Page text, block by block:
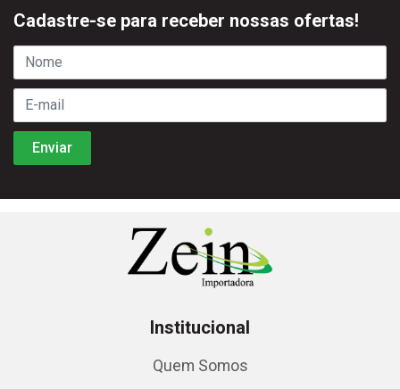
Cadastre-se para receber nossas ofertas!
Institucional
Quem Somos